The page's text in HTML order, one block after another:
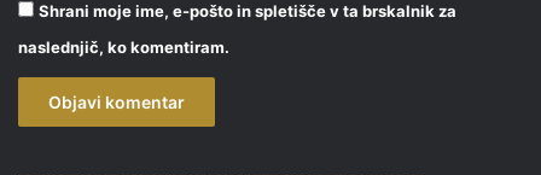
Shrani moje ime, e-pošto in spletišče v ta brskalnik za
naslednjič, ko komentiram.